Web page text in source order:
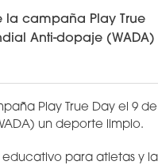
campaña Play True
Anti-dopaje (WADA)
Play True Day el 9 de
un deporte limpio.
educativo para atletas y la